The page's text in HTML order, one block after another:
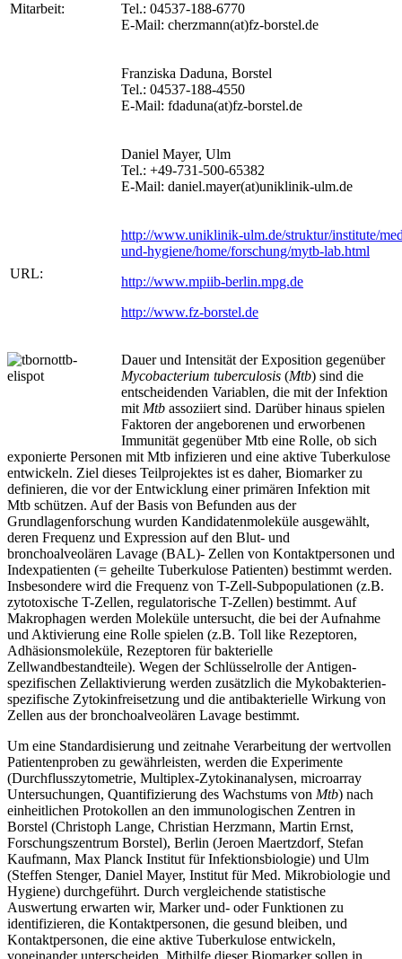
Mitarbeit:
Tel.: 04537-188-6770
E-Mail: cherzmann(at)fz-borstel.de
Franziska Daduna, Borstel
Tel.: 04537-188-4550
E-Mail: fdaduna(at)fz-borstel.de
Daniel Mayer, Ulm
Tel.: +49-731-500-65382
E-Mail: daniel.mayer(at)uniklinik-ulm.de
URL:
http://www.uniklinik-ulm.de/struktur/institute/
und-hygiene/home/forschung/mytb-lab.html
http://www.mpiib-berlin.mpg.de
http://www.fz-borstel.de
Dauer und Intensität der Exposition gegenüber
Mycobacterium tuberculosis (Mtb) sind die
entscheidenden Variablen, die mit der Infektion
mit Mtb assoziiert sind. Darüber hinaus spielen
Faktoren der angeborenen und erworbenen
Immunität gegenüber Mtb eine Rolle, ob sich
exponierte Personen mit Mtb infizieren und eine aktive Tuberkulose
entwickeln. Ziel dieses Teilprojektes ist es daher, Biomarker zu
definieren, die vor der Entwicklung einer primären Infektion mit
Mtb schützen. Auf der Basis von Befunden aus der
Grundlagenforschung wurden Kandidatenmoleküle ausgewählt,
deren Frequenz und Expression auf den Blut- und
bronchoalveolären Lavage (BAL)- Zellen von Kontaktpersonen und
Indexpatienten (= geheilte Tuberkulose Patienten) bestimmt werden.
Insbesondere wird die Frequenz von T-Zell-Subpopulationen (z.B.
zytotoxische T-Zellen, regulatorische T-Zellen) bestimmt. Auf
Makrophagen werden Moleküle untersucht, die bei der Aufnahme
und Aktivierung eine Rolle spielen (z.B. Toll like Rezeptoren,
Adhäsionsmoleküle, Rezeptoren für bakterielle
Zellwandbestandteile). Wegen der Schlüsselrolle der Antigen-
spezifischen Zellaktivierung werden zusätzlich die Mykobakterien-
spezifische Zytokinfreisetzung und die antibakterielle Wirkung von
Zellen aus der bronchoalveolären Lavage bestimmt.
Um eine Standardisierung und zeitnahe Verarbeitung der wertvollen
Patientenproben zu gewährleisten, werden die Experimente
(Durchflusszytometrie, Multiplex-Zytokinanalysen, microarray
Untersuchungen, Quantifizierung des Wachstums von Mtb) nach
einheitlichen Protokollen an den immunologischen Zentren in
Borstel (Christoph Lange, Christian Herzmann, Martin Ernst,
Forschungszentrum Borstel), Berlin (Jeroen Maertzdorf, Stefan
Kaufmann, Max Planck Institut für Infektionsbiologie) und Ulm
(Steffen Stenger, Daniel Mayer, Institut für Med. Mikrobiologie und
Hygiene) durchgeführt. Durch vergleichende statistische
Auswertung erwarten wir, Marker und- oder Funktionen zu
identifizieren, die Kontaktpersonen, die gesund bleiben, und
Kontaktpersonen, die eine aktive Tuberkulose entwickeln,
voneinander unterscheiden. Mithilfe dieser Biomarker sollen in